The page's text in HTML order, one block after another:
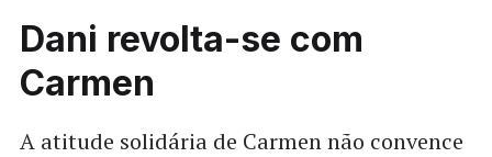
Dani revolta-se com
Carmen
A atitude solidária de Carmen não convence